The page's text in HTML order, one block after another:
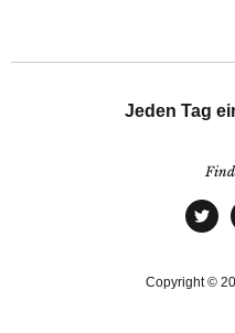
Jeden Tag
Copyright ©